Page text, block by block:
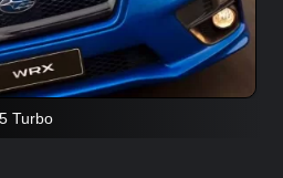
Turbo